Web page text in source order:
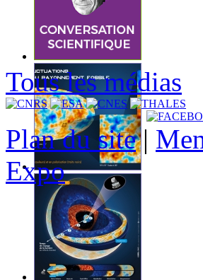
Tous les médias
Plan du site|
Expo